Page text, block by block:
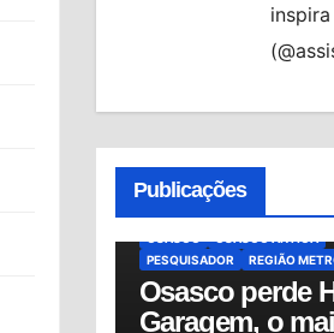
Publicações
GERSON PESSOA
HAGOP
HISTÓRIA DE OSASCO
MEMÓRIA DE OSASCO
PESQUISADOR
REGIÃO
Osasco perde
Garagem, o